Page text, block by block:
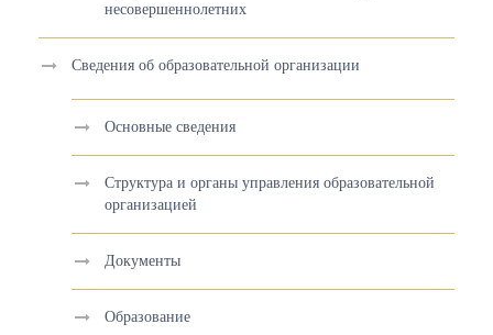
несовершеннолетних
Сведения об образовательной организации
Основные сведения
Структура и органы управления образовательной
организацией
Документы
Образование